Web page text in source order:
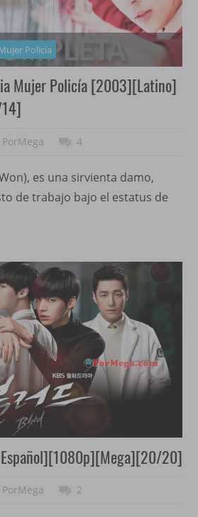
Policía
Mujer Policía [2003][Latino]
PorMega 4
Won), es una sirvienta damo,
de trabajo bajo el estatus de
20]
PorMega 2